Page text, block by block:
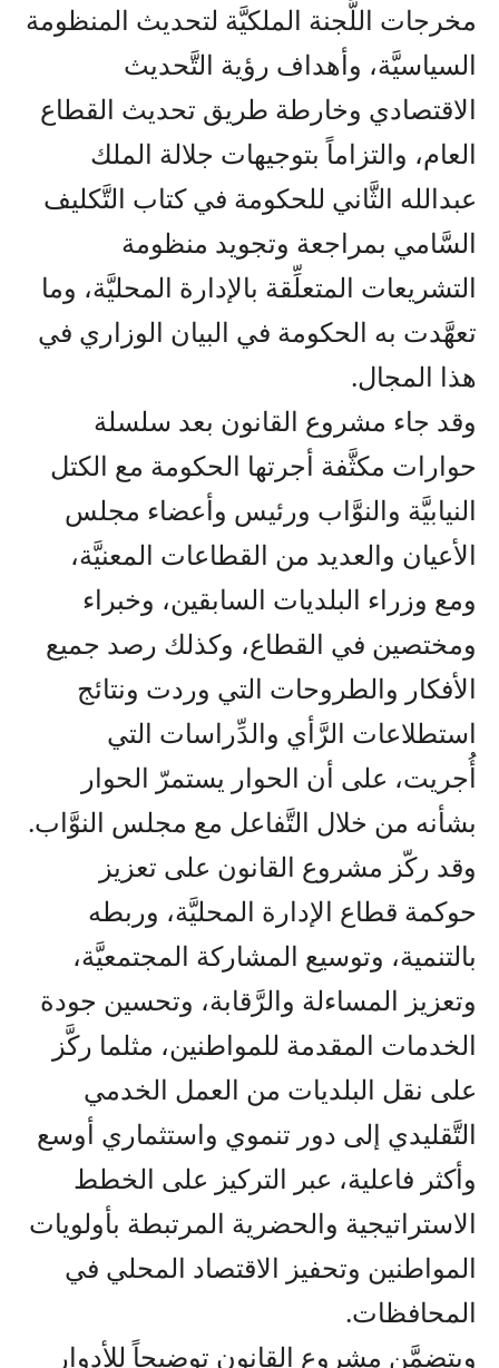
مخرجات اللَّجنة الملكيَّة لتحديث المنظومة
السياسيَّة، وأهداف رؤية التَّحديث
الاقتصادي وخارطة طريق تحديث القطاع
العام، والتزاماً بتوجيهات جلالة الملك
عبدالله الثَّاني للحكومة في كتاب التَّكليف
السَّامي بمراجعة وتجويد منظومة
التشريعات المتعلِّقة بالإدارة المحليَّة، وما
تعهَّدت به الحكومة في البيان الوزاري في
هذا المجال.
وقد جاء مشروع القانون بعد سلسلة
حوارات مكثَّفة أجرتها الحكومة مع الكتل
النيابيَّة والنوَّاب ورئيس وأعضاء مجلس
الأعيان والعديد من القطاعات المعنيَّة،
ومع وزراء البلديات السابقين، وخبراء
ومختصين في القطاع، وكذلك رصد جميع
الأفكار والطروحات التي وردت ونتائج
استطلاعات الرَّأي والدِّراسات التي
أُجريت، على أن الحوار يستمرّ الحوار
بشأنه من خلال التَّفاعل مع مجلس النوَّاب.
وقد ركّز مشروع القانون على تعزيز
حوكمة قطاع الإدارة المحليَّة، وربطه
بالتنمية، وتوسيع المشاركة المجتمعيَّة،
وتعزيز المساءلة والرَّقابة، وتحسين جودة
الخدمات المقدمة للمواطنين، مثلما ركَّز
على نقل البلديات من العمل الخدمي
التَّقليدي إلى دور تنموي واستثماري أوسع
وأكثر فاعلية، عبر التركيز على الخطط
الاستراتيجية والحضرية المرتبطة بأولويات
المواطنين وتحفيز الاقتصاد المحلي في
المحافظات.
ويتضمَّن مشروع القانون توضيحاً للأدوار